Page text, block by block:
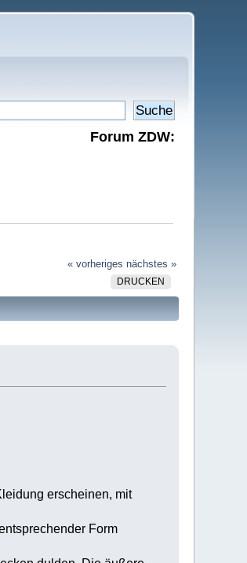
Forum ZDW:
« vorheriges nächstes »
DRUCKEN
erscheinen, mit
Form